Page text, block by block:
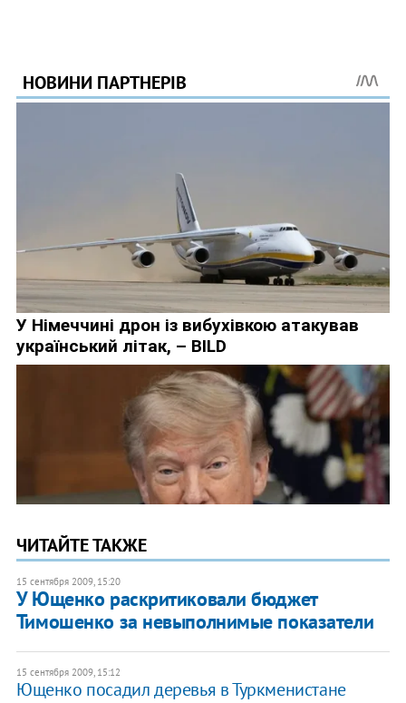
ЧИТАЙТЕ ТАКЖЕ
15 сентября 2009, 15:20
У Ющенко раскритиковали бюджет
Тимошенко за невыполнимые показатели
15 сентября 2009, 15:12
Ющенко посадил деревья в Туркменистане